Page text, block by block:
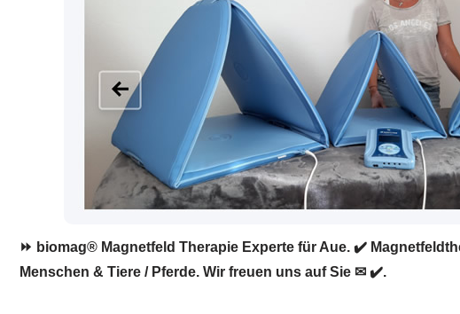
⏩ biomag® Magnetfeld Therapie Experte für Aue. ✔️
Menschen & Tiere / Pferde. Wir freuen uns auf Sie ✉ ✔️.